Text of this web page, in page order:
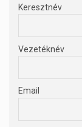
Keresztnév
Vezetéknév
Email